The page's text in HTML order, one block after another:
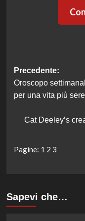
articolo
Precedente:
Oroscopo
per una vita più
Cat Deeley’s
Pagine: 1 2 3
Sapevi che…